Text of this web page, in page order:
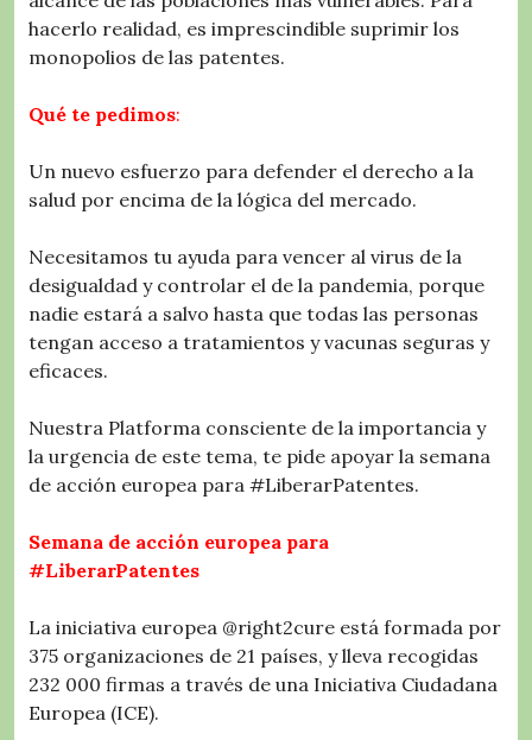
hacerlo realidad, es imprescindible suprimir los
monopolios de las patentes.
Qué te pedimos:
Un nuevo esfuerzo para defender el derecho a la
salud por encima de la lógica del mercado.
Necesitamos tu ayuda para vencer al virus de la
desigualdad y controlar el de la pandemia, porque
nadie estará a salvo hasta que todas las personas
tengan acceso a tratamientos y vacunas seguras y
eficaces.
Nuestra Platforma consciente de la importancia y
la urgencia de este tema, te pide apoyar la semana
de acción europea para #LiberarPatentes.
Semana de acción europea para
#LiberarPatentes
La iniciativa europea @right2cure está formada por
375 organizaciones de 21 países, y lleva recogidas
232 000 firmas a través de una Iniciativa Ciudadana
Europea (ICE).